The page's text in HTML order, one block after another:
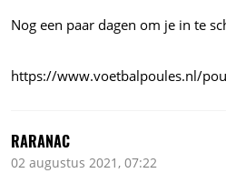
Nog een paar dagen om je in te
https://www.voetbalpoules.nl/
RARANAC
02 augustus 2021, 07:22